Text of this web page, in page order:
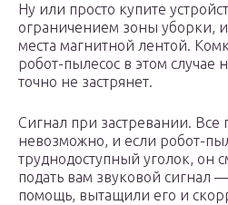
Ну или просто купите
ограничением зоны уборки, и
места магнитной лентой.
робот-пылесос в этом случае
точно не застрянет.
Сигнал при застревании. Все
невозможно, и если робот-
труднодоступный уголок, он
подать вам звуковой
помощь, вытащили его и